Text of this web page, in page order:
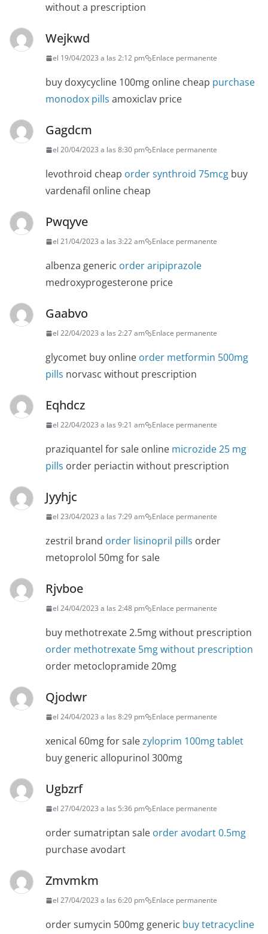
without a prescription
Wejkwd
el 19/04/2023 a las 2:12 pm Enlace permanente
buy doxycycline 100mg online cheap purchase
monodox pills amoxiclav price
Gagdcm
el 20/04/2023 a las 8:30 pm Enlace permanente
levothroid cheap order synthroid 75mcg buy
vardenafil online cheap
Pwqyve
el 21/04/2023 a las 3:22 am Enlace permanente
albenza generic order aripiprazole
medroxyprogesterone price
Gaabvo
el 22/04/2023 a las 2:27 am Enlace permanente
glycomet buy online order metformin 500mg
pills norvasc without prescription
Eqhdcz
el 22/04/2023 a las 9:21 am Enlace permanente
praziquantel for sale online microzide 25 mg
pills order periactin without prescription
Jyyhjc
el 23/04/2023 a las 7:29 am Enlace permanente
zestril brand order lisinopril pills order
metoprolol 50mg for sale
Rjvboe
el 24/04/2023 a las 2:48 pm Enlace permanente
buy methotrexate 2.5mg without prescription
order methotrexate 5mg without prescription
order metoclopramide 20mg
Qjodwr
el 24/04/2023 a las 8:29 pm Enlace permanente
xenical 60mg for salezyloprim 100mg tablet
buy generic allopurinol 300mg
Ugbzrf
el 27/04/2023 a las 5:36 pm Enlace permanente
order sumatriptan sale order avodart 0.5mg
purchase avodart
Zmvmkm
el 27/04/2023 a las 6:20 pm Enlace permanente
order sumycin 500mg generic buy tetracycline